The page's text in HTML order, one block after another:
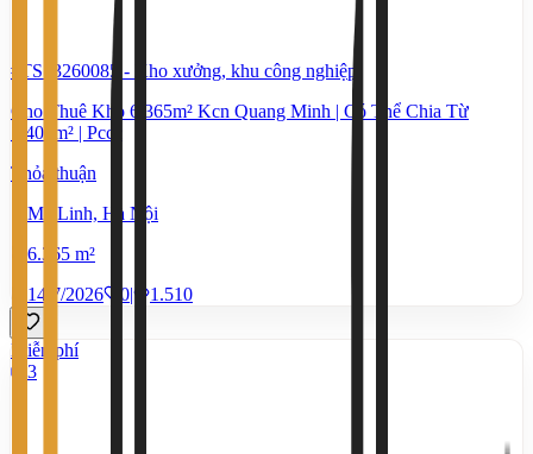
#TS13260085 -
Kho xưởng, khu công nghiệp
Cho Thuê Kho 6.365m² Kcn Quang Minh | Có Thể Chia Từ
1.400m² | Pccc
Thỏa thuận
Mê Linh, Hà Nội
6.365 m²
14/7/2026
0| 1.510
Miễn phí
3